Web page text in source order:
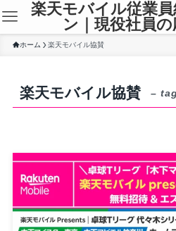
楽天モバイル従業
ン｜現役社員
ホーム 楽天モバイル協賛
楽天モバイル協賛 –